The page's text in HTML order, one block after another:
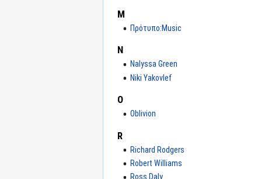
M
Πρότυπο:Music
N
Nalyssa Green
Niki Yakovlef
O
Oblivion
R
Richard Rodgers
Robert Williams
Ross Daly